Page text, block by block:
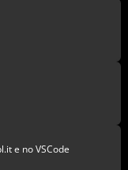
e no VSCode